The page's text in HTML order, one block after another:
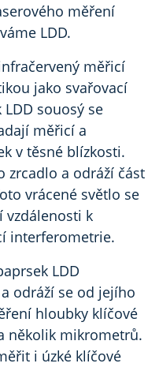
měření
LDD.
měřicí
jako svařovací
souosý se
měřicí a
v těsné blízkosti.
zrcadlo a odráží část
vrácené světlo se
vzdálenosti k
interferometrie.
LDD
odráží se od jejího
hloubky klíčové
několik mikrometrů.
i úzké klíčové